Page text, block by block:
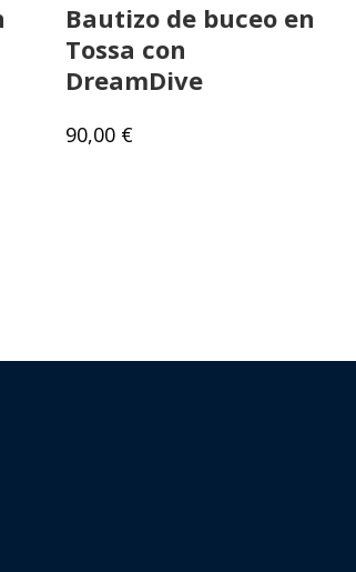
Bautizo de buceo en
Tossa con
DreamDive
90,00 €